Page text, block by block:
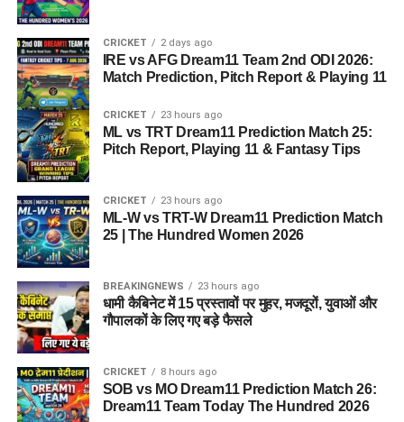
महत्वपूर्ण सूचना:शैक्षणिक
योग्यता से जुड़ी पूरी और विस्तृत
जानकारी के लिए आवेदन करने
से पहले विभाग द्वारा जारी
आधिकारिक विस्तृत अधिसूचना
(Detailed Notification)
को ध्यानपूर्वक जरूर पढ़ें।
आयु सीमा (Age Limit)
अलग-अलग पदों की जिम्मेदारियों और श्रेणियों को ध्यान में रखते हुए बोर्ड ने
न्यूनतम और अधिकतम आयु सीमा तय की है, जिसका विवरण इस प्रकार है:
पद का नाम निर्धारित आयु सीमा
CRICKET 2 days ago
IRE vs AFG Dream11 Team 2nd ODI 2026:
Match Prediction, Pitch Report & Playing 11
CRICKET 23 hours ago
ML vs TRT Dream11 Prediction Match 25:
Pitch Report, Playing 11 & Fantasy Tips
CRICKET 23 hours ago
ML-W vs TRT-W Dream11 Prediction Match
25 | The Hundred Women 2026
BREAKINGNEWS 23 hours ago
धामी कैबिनेट में 15 प्रस्तावों पर मुहर, मजदूरों, युवाओं और
गौपालकों के लिए गए बड़े फैसले
CRICKET 8 hours ago
SOB vs MO Dream11 Prediction Match 26:
Dream11 Team Today The Hundred 2026